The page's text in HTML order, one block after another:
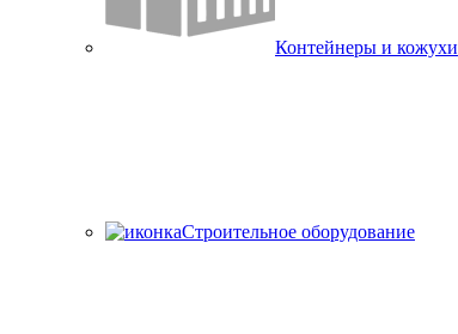
Контейнеры и кожухи
Строительное оборудование